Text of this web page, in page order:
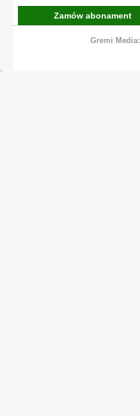
Zamów abonament
Gremi Media: